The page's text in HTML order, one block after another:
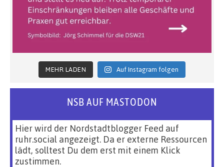
MEHR LADEN Auf Instagram folgen
NSB AUF MASTODON
Hier wird der Nordstadtblogger Feed auf
ruhr.social angezeigt. Da er externe Ressourcen
lädt, solltest Du dem erst mit einem Klick
zustimmen.